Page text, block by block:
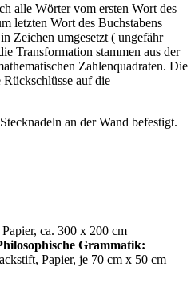
alle Wörter vom ersten Wort des
letzten Wort des Buchstabens
Zeichen umgesetzt ( ungefähr
Transformation stammen aus der
Zahlenquadraten. Die
auf die
an der Wand befestigt.
ca. 300 x 200 cm
Grammatik:
Papier, je 70 cm x 50 cm